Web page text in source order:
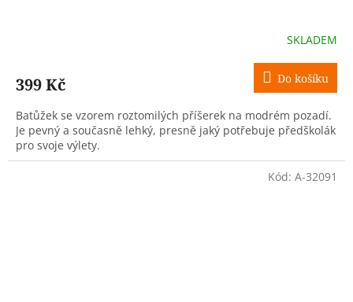
SKLADEM
399 Kč Do košíku
Batůžek se vzorem roztomilých příšerek na modrém pozadí.
Je pevný a současně lehký, presně jaký potřebuje předškolák
pro svoje výlety.
Kód: A-32091